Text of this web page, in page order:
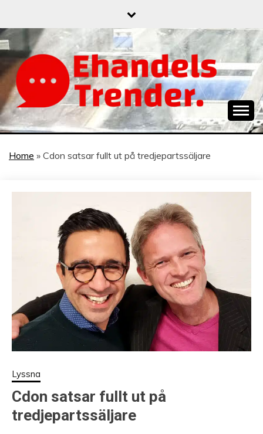
content
När allt blir e-handel
Home » Cdon satsar fullt ut på tredjepartssäljare
Lyssna
Cdon satsar fullt ut på
tredjepartssäljare